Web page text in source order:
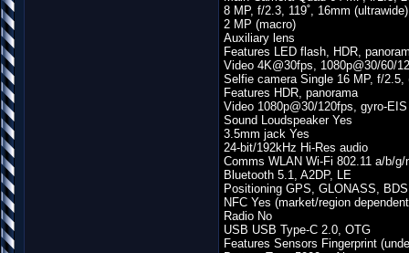
8 MP, f/2.3, 119˚, 16mm
2 MP (macro)
Auxiliary lens
Features LED flash, HDR,
Video 4K@30fps, 1080p@30/60/
Selfie camera Single 16 MP, f/
Features HDR, panorama
Video 1080p@30/120fps, gyro-EIS
Sound Loudspeaker Yes
3.5mm jack Yes
24-bit/192kHz Hi-Res audio
Comms WLAN Wi-Fi 802.11 a/b/
Bluetooth 5.1, A2DP, LE
Positioning GPS, GLONASS, BDS
NFC Yes (market/region
Radio No
USB USB Type-C 2.0, OTG
Features Sensors Fingerprint